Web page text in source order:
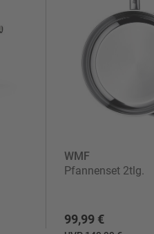
WMF
Pfannenset 2tlg.
99,99 €